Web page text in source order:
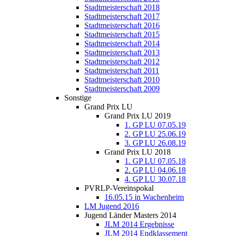
Stadtmeisterschaft 2018
Stadtmeisterschaft 2017
Stadtmeisterschaft 2016
Stadtmeisterschaft 2015
Stadtmeisterschaft 2014
Stadtmeisterschaft 2013
Stadtmeisterschaft 2012
Stadtmeisterschaft 2011
Stadtmeisterschaft 2010
Stadtmeisterschaft 2009
Sonstige
Grand Prix LU
Grand Prix LU 2019
1. GP LU 07.05.19
2. GP LU 25.06.19
3. GP LU 26.08.19
Grand Prix LU 2018
1. GP LU 07.05.18
2. GP LU 04.06.18
4. GP LU 30.07.18
PVRLP-Vereinspokal
16.05.15 in Wachenheim
LM Jugend 2016
Jugend Länder Masters 2014
JLM 2014 Ergebnisse
JLM 2014 Endklassement